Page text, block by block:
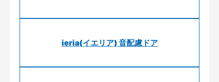
ieria(イエリア) 音配慮ドア